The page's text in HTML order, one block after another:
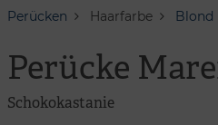
Perücken Haarfarbe Blond
Perücke
Schokokastanie